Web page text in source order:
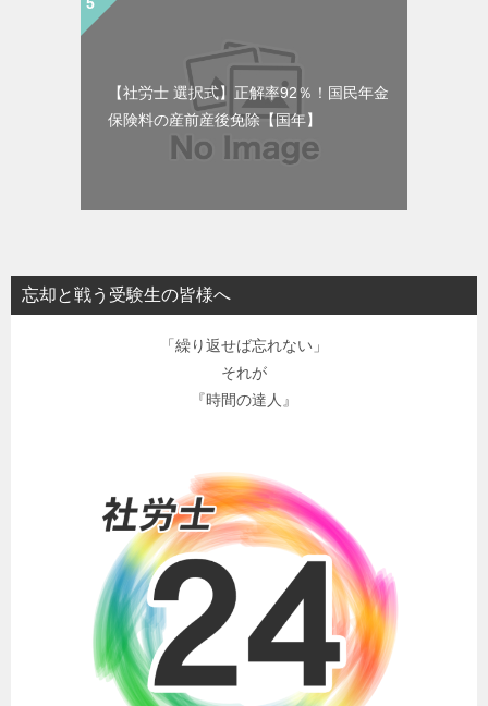
【社労士 選択式】正解率92％！国民年金
保険料の産前産後免除【国年】
忘却と戦う受験生の皆様へ
「繰り返せば忘れない」
それが
『時間の達人』